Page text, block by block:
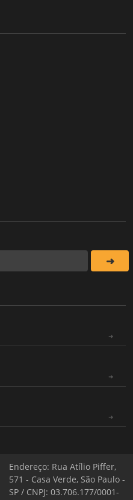
Endereço: Rua Atílio Piffer,
571 - Casa Verde, São Paulo -
SP / CNPJ: 03.706.177/0001-